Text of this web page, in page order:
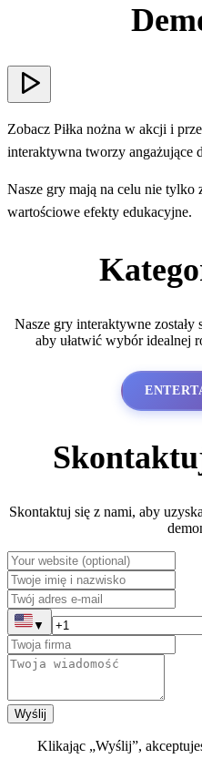
Zobacz Piłka nożna w akcji i
interaktywna tworzy angażujące
Nasze gry mają na celu nie tylko
wartościowe efekty edukacyjne.
Nasze gry interaktywne zostały
aby ułatwić wybór idealnej
Skontaktuj się z nami, aby
▼
Wyślij
Klikając „Wyślij”,